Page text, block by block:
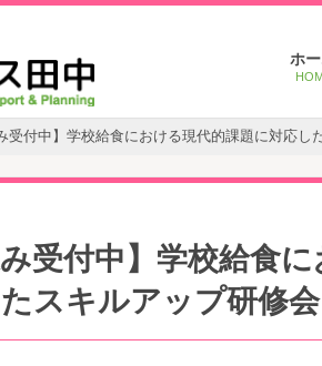
Main
menuSkip
to
ホ
受付中】学校給食における現代的課題に対応
み受付中】学校給食
スキルアップ研修